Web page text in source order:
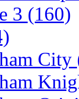
3 (160)
City